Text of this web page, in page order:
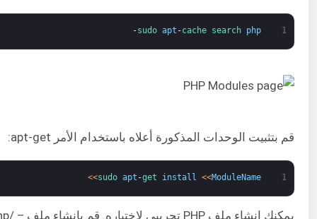
1
sudo apt -cache search php
-
قم بتثبيت الوحدات المذكورة أعلاه باستخدام الأمر apt-get:
1
sudo apt -get install <<ModuleName
>
>